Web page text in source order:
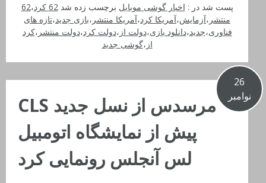
پست شد در :اخبار گوشی موبایل برچسب زده شد 62 کرد ،62
منتشر، آزمایش­‌ ،آمریکا کرد ،آمریکا منتشر، بازی جدید،تازه های
فناوری،جدید،دانلود بازی،دولت از، دولت کرد،دولت منتشر، کرد
از، گوشی جدید
26
نوامبر
مرسدس از نسل جدید CLS
پیش از نمایشگاه اتومبیل
لس آنجلس رونمایی کرد